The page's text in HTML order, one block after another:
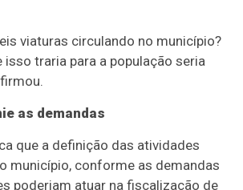
viaturas circulando no município?
isso traria para a população seria
as demandas
que a definição das atividades
município, conforme as demandas
poderiam atuar na fiscalização de